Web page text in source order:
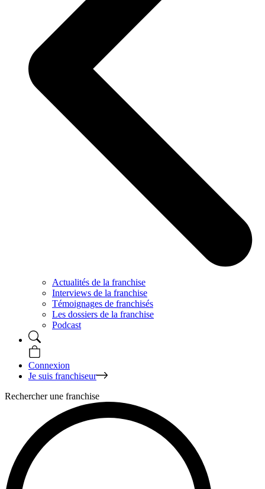
Actualités de la franchise
Interviews de la franchise
Témoignages de franchisés
Les dossiers de la franchise
Podcast
Connexion
Je suis franchiseur
Rechercher une franchise